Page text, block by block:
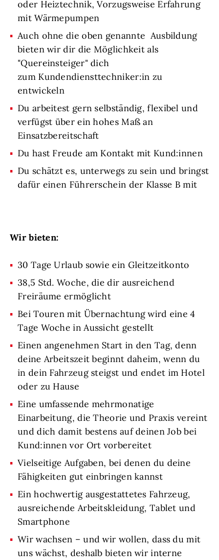
oder Heiztechnik, Vorzugsweise Erfahrung
mit Wärmepumpen
Auch ohne die oben genannte Ausbildung
bieten wir dir die Möglichkeit als
"Quereinsteiger" dich
zum Kundendiensttechniker:in zu
entwickeln
Du arbeitest gern selbständig, flexibel und
verfügst über ein hohes Maß an
Einsatzbereitschaft
Du hast Freude am Kontakt mit Kund:innen
Du schätzt es, unterwegs zu sein und bringst
dafür einen Führerschein der Klasse B mit
Wir bieten:
30 Tage Urlaub sowie ein Gleitzeitkonto
38,5 Std. Woche, die dir ausreichend
Freiräume ermöglicht
Bei Touren mit Übernachtung wird eine 4
Tage Woche in Aussicht gestellt
Einen angenehmen Start in den Tag, denn
deine Arbeitszeit beginnt daheim, wenn du
in dein Fahrzeug steigst und endet im Hotel
oder zu Hause
Eine umfassende mehrmonatige
Einarbeitung, die Theorie und Praxis vereint
und dich damit bestens auf deinen Job bei
Kund:innen vor Ort vorbereitet
Vielseitige Aufgaben, bei denen du deine
Fähigkeiten gut einbringen kannst
Ein hochwertig ausgestattetes Fahrzeug,
ausreichende Arbeitskleidung, Tablet und
Smartphone
Wir wachsen – und wir wollen, dass du mit
uns wächst, deshalb bieten wir interne